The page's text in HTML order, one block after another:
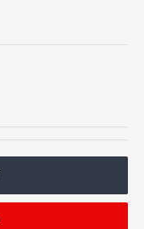
pagalba vaikai gali